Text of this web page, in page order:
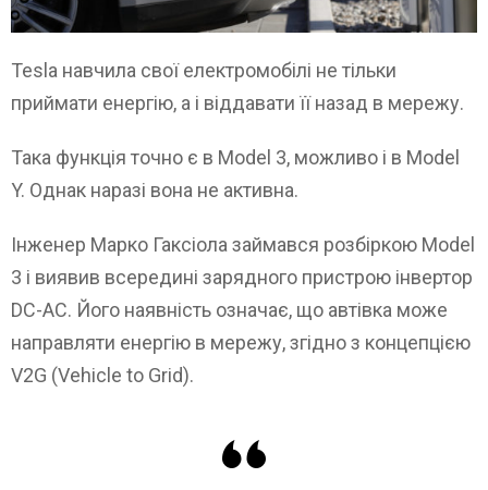
Tesla навчила свої електромобілі не тільки
приймати енергію, а і віддавати її назад в мережу.
Така функція точно є в Model 3, можливо і в Model
Y. Однак наразі вона не активна.
Інженер Марко Гаксіола займався розбіркою Model
3 і виявив всередині зарядного пристрою інвертор
DC-AC. Його наявність означає, що автівка може
направляти енергію в мережу, згідно з концепцією
V2G (Vehicle to Grid).